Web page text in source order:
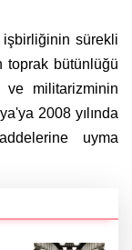
işbirliğinin sürekli
toprak bütünlüğü
militarizminin
2008 yılında
uyma